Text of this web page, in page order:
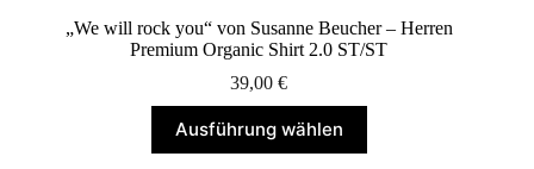
„We will rock you“ von Susanne Beucher – Herren
Premium Organic Shirt 2.0 ST/ST
39,00€
Ausführung wählen
Produkt
weist